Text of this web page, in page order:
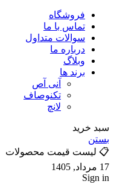
فروشگاه
تماس با ما
سوالات متداول
درباره ما
وبلاگ
برند ها
آنی آص
تکنوصاف
لانچ
سبد خرید
بستن
📋 لیست قیمت محصولات
17 مرداد, 1405
Sign in